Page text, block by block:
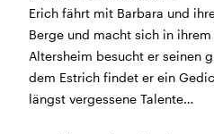
CINEMA und BÜHNE
45 Min. vor
Tickets und Gutscheine
an der Bar gekauft werden.
Erich fährt mit Barbara und
Berge und macht sich in
Altersheim besucht er seinen
dem Estrich findet er ein
längst vergessene Talente…